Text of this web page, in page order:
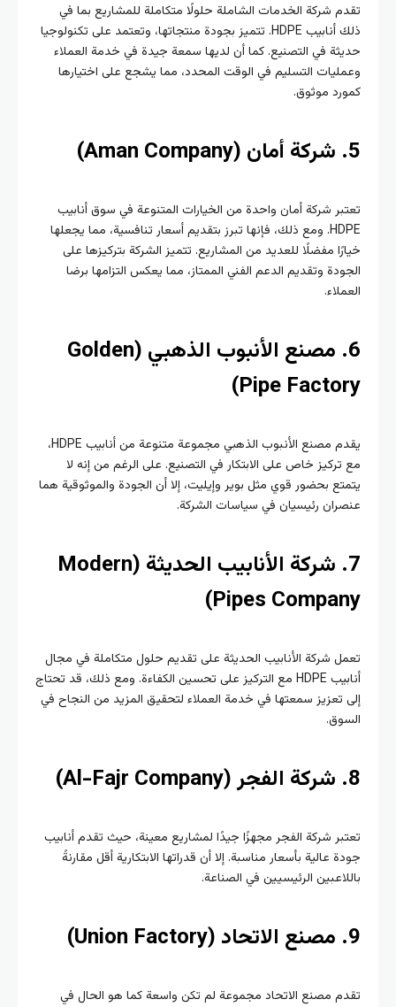
تقدم شركة الخدمات الشاملة حلولًا متكاملة للمشاريع بما في
ذلك أنابيب HDPE. تتميز بجودة منتجاتها، وتعتمد على تكنولوجيا
حديثة في التصنيع. كما أن لديها سمعة جيدة في خدمة العملاء
وعمليات التسليم في الوقت المحدد، مما يشجع على اختيارها
كمورد موثوق.
5. شركة أمان (Aman Company)
تعتبر شركة أمان واحدة من الخيارات المتنوعة في سوق أنابيب
HDPE. ومع ذلك، فإنها تبرز بتقديم أسعار تنافسية، مما يجعلها
خيارًا مفضلًا للعديد من المشاريع. تتميز الشركة بتركيزها على
الجودة وتقديم الدعم الفني الممتاز، مما يعكس التزامها برضا
العملاء.
6. مصنع الأنبوب الذهبي (Golden
Pipe Factory)
يقدم مصنع الأنبوب الذهبي مجموعة متنوعة من أنابيب HDPE،
مع تركيز خاص على الابتكار في التصنيع. على الرغم من إنه لا
يتمتع بحضور قوي مثل بوير وإيليت، إلا أن الجودة والموثوقية هما
عنصران رئيسيان في سياسات الشركة.
7. شركة الأنابيب الحديثة (Modern
Pipes Company)
تعمل شركة الأنابيب الحديثة على تقديم حلول متكاملة في مجال
أنابيب HDPE مع التركيز على تحسين الكفاءة. ومع ذلك، قد تحتاج
إلى تعزيز سمعتها في خدمة العملاء لتحقيق المزيد من النجاح في
السوق.
8. شركة الفجر (Al-Fajr Company)
تعتبر شركة الفجر مجهزًا جيدًا لمشاريع معينة، حيث تقدم أنابيب
جودة عالية بأسعار مناسبة. إلا أن قدراتها الابتكارية أقل مقارنةً
باللاعبين الرئيسيين في الصناعة.
9. مصنع الاتحاد (Union Factory)
تقدم مصنع الاتحاد مجموعة لم تكن واسعة كما هو الحال في